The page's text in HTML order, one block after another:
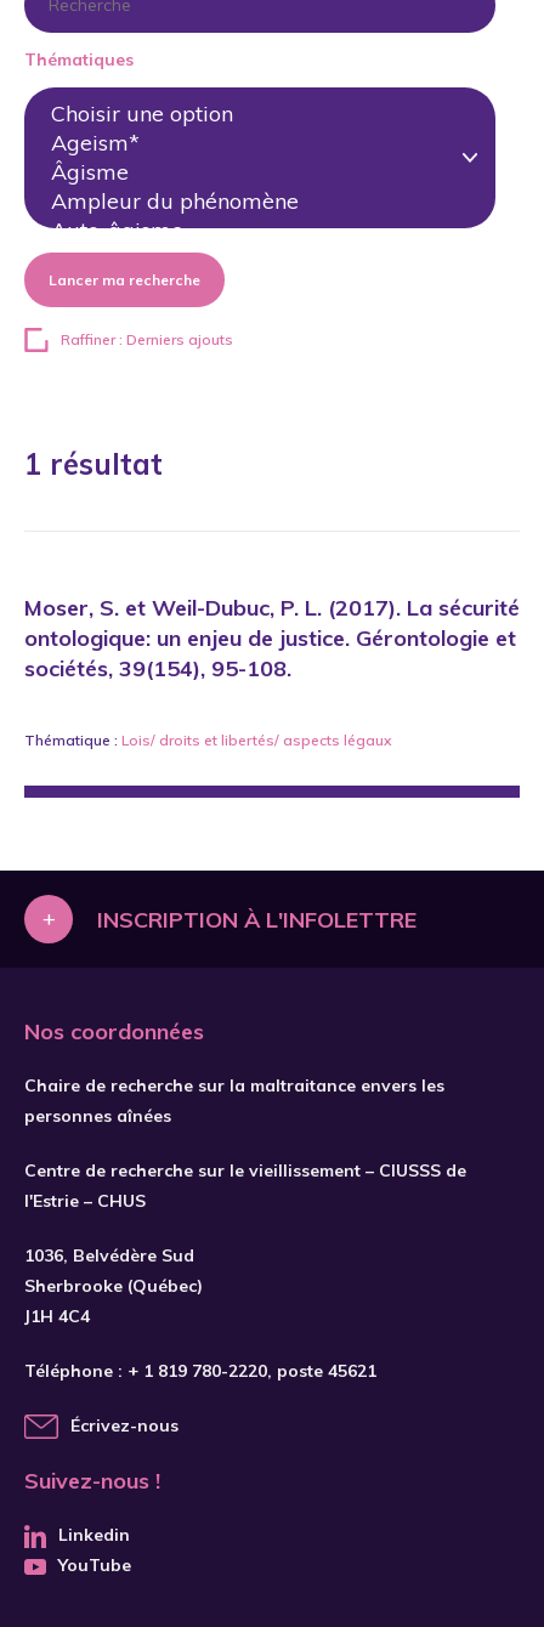
Thématiques
Lancer ma recherche
Raffiner : Derniers ajouts
1 résultat
Moser, S. et Weil-Dubuc, P. L. (2017). La sécurité
ontologique: un enjeu de justice. Gérontologie et
sociétés, 39(154), 95-108.
Thématique : Lois/ droits et libertés/ aspects légaux
+ INSCRIPTION À L'INFOLETTRE
Nos coordonnées
Chaire de recherche sur la maltraitance envers les
personnes aînées
Centre de recherche sur le vieillissement – CIUSSS de
l'Estrie – CHUS
1036, Belvédère Sud
Sherbrooke (Québec)
J1H 4C4
Téléphone : + 1 819 780-2220, poste 45621
Écrivez-nous
Suivez-nous !
Linkedin
YouTube